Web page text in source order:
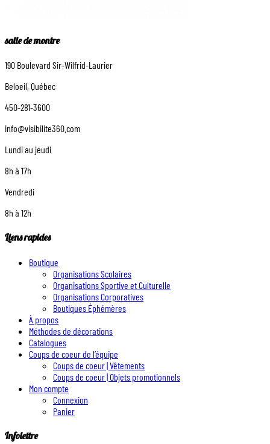
salle de montre
190 Boulevard Sir-Wilfrid-Laurier
Beloeil, Québec
450-281-3600
info@visibilite360.com
Lundi au jeudi
8h à 17h
Vendredi
8h à 12h
Liens rapides
Boutique
Organisations Scolaires
Organisations Sportive et Culturelle
Organisations Corporatives
Boutiques Éphémères
À propos
Méthodes de décorations
Catalogues
Coups de coeur de l’équipe
Coups de coeur | Vêtements
Coups de coeur | Objets promotionnels
Mon compte
Connexion
Panier
Infolettre